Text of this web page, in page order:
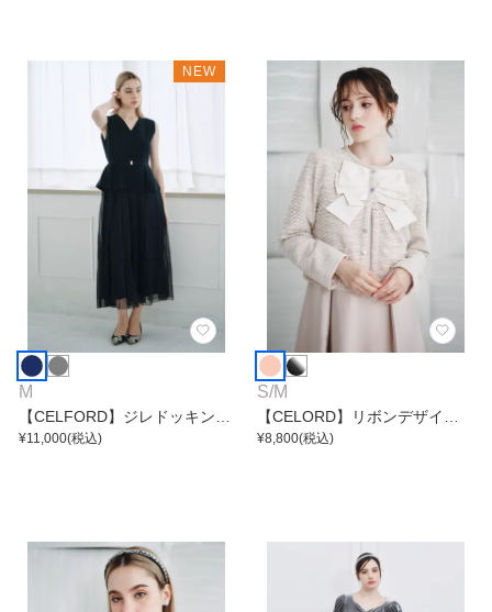
NEW
M
【CELFORD】ジレドッキング
ワンピース
¥11,000(税込)
S/M
【CELORD】リボンデザイン
ジャケット
¥8,800(税込)